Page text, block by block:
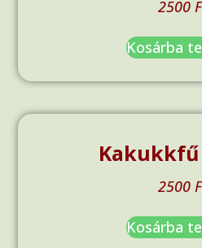
2500
Kosárba
2500
Kosárba